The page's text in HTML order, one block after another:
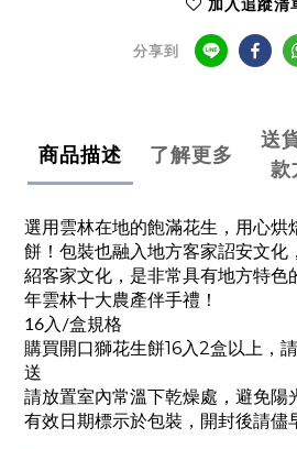
加入追蹤清
分享到
商品描述 了解更多
送
款
選用雲林在地的飽滿花生，用心烘
餅！包裝也融入地方客家詔安文化
紹客家文化，是非常具有地方特色
年雲林十大農產伴手禮！
16入/盒規格
購買開口獅花生餅16入2盒以上，
送
請放置室內常溫下乾燥處，避免陽
有效日期標示於包裝，開封後請儘